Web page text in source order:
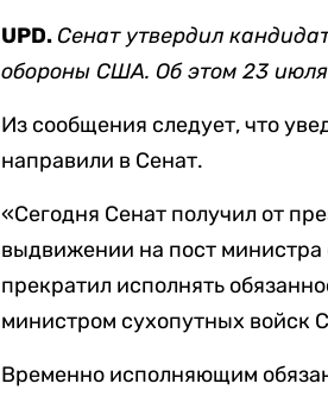
UPD.Сенат утвердил
обороны США. Об этом 23
Из сообщения следует, что
направили в Сенат.
«Сегодня Сенат получил от
выдвижении на пост
прекратил исполнять
министром сухопутных войск
Временно исполняющим